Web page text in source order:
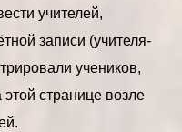
учителей,
записи (учителя-
учеников,
этой странице возле